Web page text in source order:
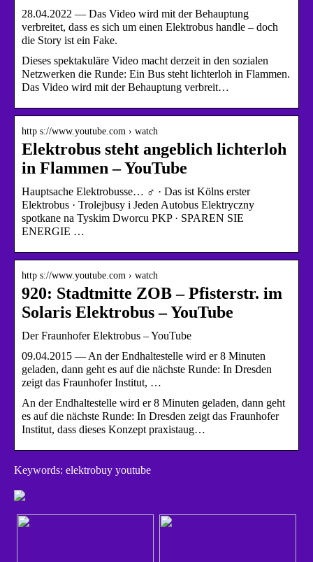
28.04.2022 — Das Video wird mit der Behauptung
verbreitet, dass es sich um einen Elektrobus handle – doch
die Story ist ein Fake.
Dieses spektakuläre Video macht derzeit in den sozialen
Netzwerken die Runde: Ein Bus steht lichterloh in Flammen.
Das Video wird mit der Behauptung verbreit…
http s://www.youtube.com › watch
Elektrobus steht angeblich lichterloh
in Flammen – YouTube
Hauptsache Elektrobusse… ‍♂️ · Das ist Kölns erster
Elektrobus · Trolejbusy i Jeden Autobus Elektryczny
spotkane na Tyskim Dworcu PKP · SPAREN SIE
ENERGIE …
http s://www.youtube.com › watch
920: Stadtmitte ZOB – Pfisterstr. im
Solaris Elektrobus – YouTube
Der Fraunhofer Elektrobus – YouTube
09.04.2015 — An der Endhaltestelle wird er 8 Minuten
geladen, dann geht es auf die nächste Runde: In Dresden
zeigt das Fraunhofer Institut, …
An der Endhaltestelle wird er 8 Minuten geladen, dann geht
es auf die nächste Runde: In Dresden zeigt das Fraunhofer
Institut, dass dieses Konzept praxistaug…
Keywords: elektrobuy youtube